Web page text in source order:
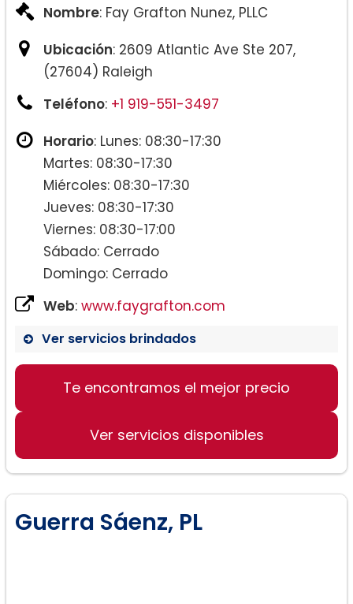
Nombre: Fay Grafton Nunez, PLLC
Ubicación: 2609 Atlantic Ave Ste 207,
(27604) Raleigh
Teléfono: +1 919-551-3497
Horario: Lunes: 08:30-17:30
Martes: 08:30-17:30
Miércoles: 08:30-17:30
Jueves: 08:30-17:30
Viernes: 08:30-17:00
Sábado: Cerrado
Domingo: Cerrado
Web: www.faygrafton.com
Ver servicios brindados
Te encontramos el mejor precio
Ver servicios disponibles
Guerra Sáenz, PL